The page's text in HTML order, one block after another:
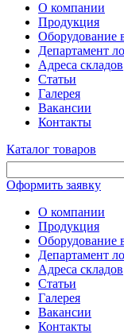
О компании
Продукция
Оборудование
Департамент
Адреса складов
Статьи
Галерея
Вакансии
Контакты
Каталог товаров
Оформить заявку
О компании
Продукция
Оборудование
Департамент
Адреса складов
Статьи
Галерея
Вакансии
Контакты